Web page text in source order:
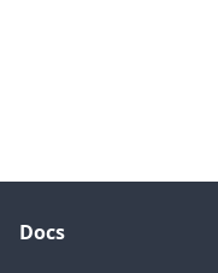
Docs